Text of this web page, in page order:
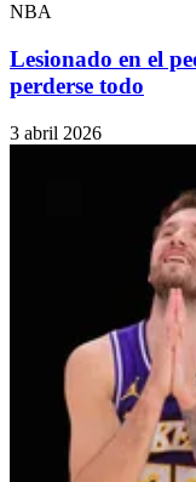
NBA
Lesionado en el
perderse todo
3 abril 2026